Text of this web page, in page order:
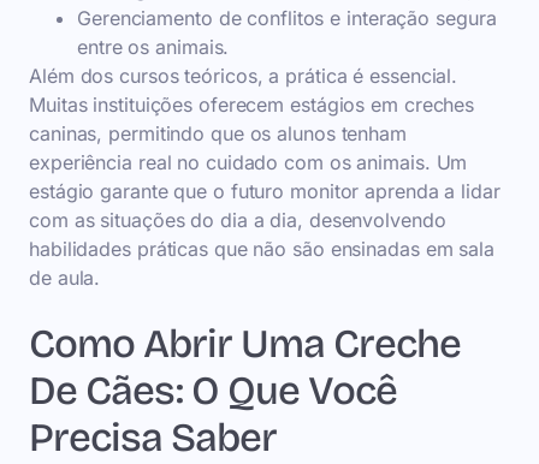
Gerenciamento de conflitos e interação segura
entre os animais.
Além dos cursos teóricos, a prática é essencial.
Muitas instituições oferecem estágios em creches
caninas, permitindo que os alunos tenham
experiência real no cuidado com os animais. Um
estágio garante que o futuro monitor aprenda a lidar
com as situações do dia a dia, desenvolvendo
habilidades práticas que não são ensinadas em sala
de aula.
Como Abrir Uma Creche
De Cães: O Que Você
Precisa Saber